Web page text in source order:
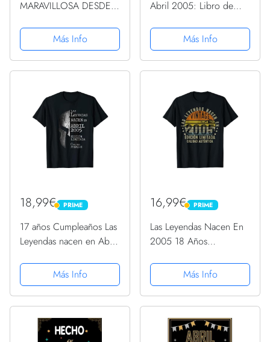
MARAVILLOSA DESDE
18 cumpleaños para
mujeres y hombres,
ideas de 18
cumpleaños... divertido,
cuaderno ......
Más Info
Abril 2005: Libro de
páginas de
felicitaciones, idea de
regalo, regalo Para la
Más Info
18,99€ PRIME
PRIME
17 años Cumpleaños Las
Leyendas nacen en Abril
Más Info
16,99€ PRIME
PRIME
Las Leyendas Nacen En
2005 18 Años
Regalo Camiseta
Más Info